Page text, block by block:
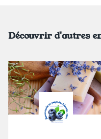
Découvrir d'autres